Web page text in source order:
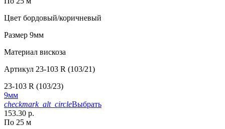
Цвет бордовый/коричневый
Размер 9мм
Материал вискоза
Артикул 23-103 R (103/21)
23-103 R (103/23)
9мм
checkmark_alt_circleВыбрать
153.30 р.
По 25 м